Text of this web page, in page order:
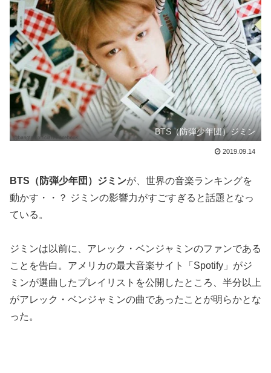
BTS（防弾少年団）ジミン
2019.09.14
BTS（防弾少年団）ジミンが、世界の音楽ランキングを
動かす・・？ ジミンの影響力がすごすぎると話題となっ
ている。
ジミンは以前に、アレック・ベンジャミンのファンである
ことを告白。アメリカの最大音楽サイト「Spotify」がジ
ミンが選曲したプレイリストを公開したところ、半分以上
がアレック・ベンジャミンの曲であったことが明らかとな
った。